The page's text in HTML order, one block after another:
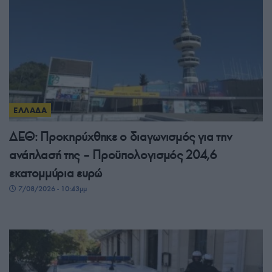
ΕΛΛΑΔΑ
ΔΕΘ: Προκηρύχθηκε ο διαγωνισμός για την
ανάπλασή της – Προϋπολογισμός 204,6
εκατομμύρια ευρώ
7/08/2026 - 10:43μμ